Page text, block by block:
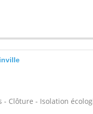
- Clôture - Isolation